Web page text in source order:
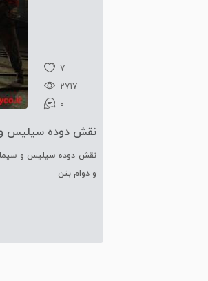
نقش دوده سیلیس
در خواص مکانیکی و
نقش دوده سیلیس و
و دوام بتن
7
2717
0